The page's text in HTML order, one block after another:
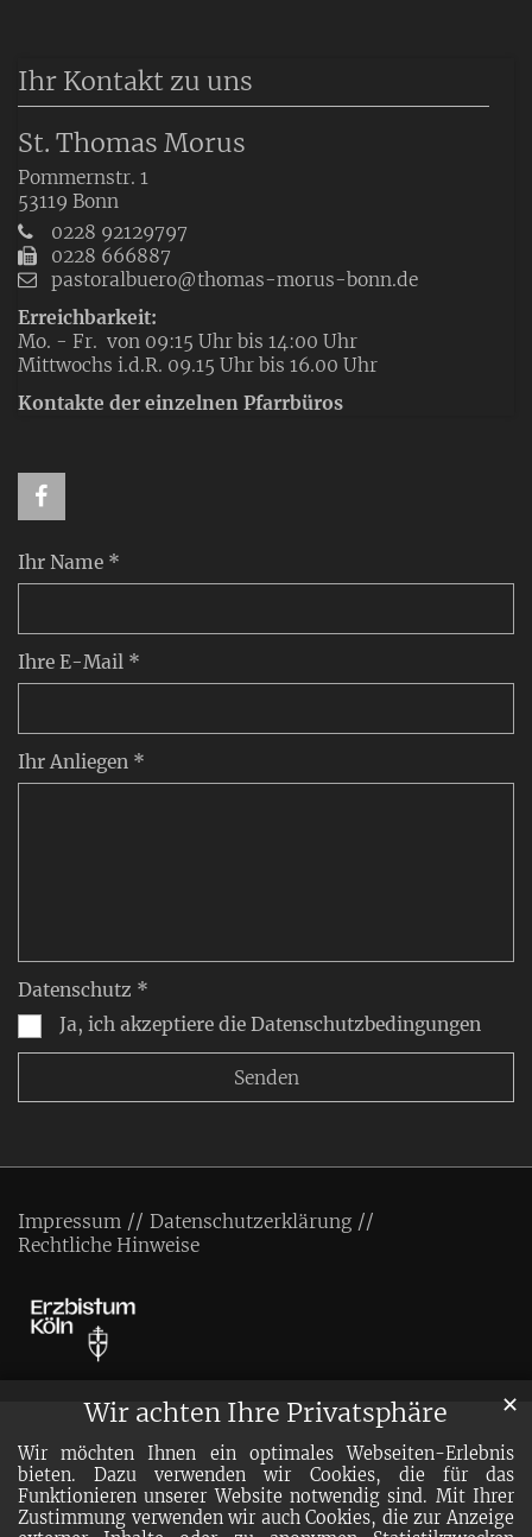
Wir achten Ihre Privatsphäre
Wir möchten Ihnen ein optimales Webseiten-Erlebnis
bieten. Dazu verwenden wir Cookies, die für das
Funktionieren unserer Website notwendig sind. Mit Ihrer
Zustimmung verwenden wir auch Cookies, die zur Anzeige
✕
Ihr Name *
Ihre E-Mail *
Ihr Anliegen *
Datenschutz *
Ja, ich akzeptiere die Datenschutzbedingungen
Ihr Kontakt zu uns
St. Thomas Morus
Pommernstr. 1
53119 Bonn
0228 92129797
0228 666887
pastoralbuero@thomas-morus-bonn.de
Erreichbarkeit:
Mo. - Fr. von 09:15 Uhr bis 14:00 Uhr
Mittwochs i.d.R. 09.15 Uhr bis 16.00 Uhr
Kontakte der einzelnen Pfarrbüros
Impressum
Datenschutzerklärung
Rechtliche Hinweise